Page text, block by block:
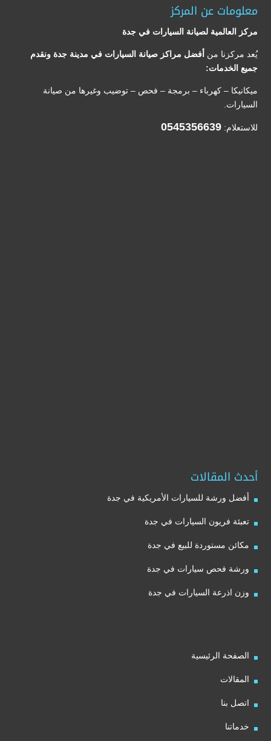
معلومات عن المركز
مركز العالمية لصيانة السيارات في جدة
يُعد مركزنا من أفضل مراكز صيانة السيارات في مدينة جدة ونقدم
جميع الخدمات:
ميكانيكا – كهرباء – برمجة – فحص – توضيب وغيرها من صيانة
السيارات.
للاستعلام: 0545356639
أحدث المقالات
أفضل ورشة للسيارات الأمريكية في جدة
تعبئة فريون السيارات في جدة
مكائن مستوردة للبيع في جدة
ورشة فحص سيارات في جدة
وزن اذرعة السيارات في جدة
الصفحة الرئيسية
المقالات
اتصل بنا
خدماتنا